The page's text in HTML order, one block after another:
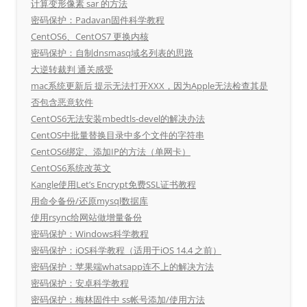
计算变形像素 sar 的方法
密码保护：Padavan固件科学教程
CentOS6、CentOS7 更换内核
密码保护：自制dnsmasq域名列表的思路
大逆转裁判 通关感受
mac系统更新后 提示无法打开XXX，因为Apple无法检查其是
否包含恶意软件
CentOS6无法安装mbedtls-devel的解决办法
CentOS中批量替换目录中多个文件的字符串
CentOS6绑定、添加IP的方法（单网卡）
CentOS6系统改英文
Kangle使用Let’s Encrypt免费SSL证书教程
用命令备份/还原mysql数据库
使用rsync给网站做增量备份
密码保护：Windows科学教程
密码保护：iOS科学教程（适用于iOS 14.4 之前）
密码保护：苹果端whatsapp连不上的解决方法
密码保护：安卓科学教程
密码保护：梅林固件中 ss帐号添加/使用方法